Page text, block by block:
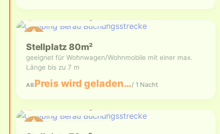
Stellplatz 80m²
geeignet für Wohnwagen/Wohnmobile mit einer max.
Länge bis zu 7 m
ABPreis wird geladen…/ 1 Nacht